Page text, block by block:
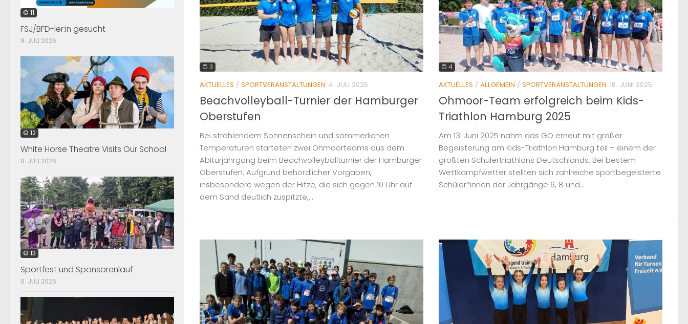
© 3
AKTUELLES / SPORTVERANSTALTUNGEN 4. JULI 2025
Beachvolleyball-Turnier der Hamburger
Oberstufen
Bei strahlendem Sonnenschein und sommerlichen
Temperaturen starteten zwei Ohmoorteams aus dem
Abiturjahrgang beim Beachvolleyballturnier der Hamburger
Oberstufen. Aufgrund behördlicher Vorgaben,
insbesondere wegen der Hitze, die sich gegen 10 Uhr auf
dem Sand deutlich zuspitzte,...
© 4
AKTUELLES / ALLGEMEIN / SPORTVERANSTALTUNGEN 18. JUNI 2025
Ohmoor-Team erfolgreich beim Kids-
Triathlon Hamburg 2025
Am 13. Juni 2025 nahm das GO erneut mit großer
Begeisterung am Kids-Triathlon Hamburg teil – einem der
größten Schülertriathlons Deutschlands. Bei bestem
Wettkampfwetter stellten sich zahlreiche sportbegeisterte
Schüler*innen der Jahrgänge 6, 8 und...
© 11
FSJ/BFD-ler:in gesucht
8. JULI 2026
© 12
White Horse Theatre Visits Our School
8. JULI 2026
© 13
Sportfest und Sponsorenlauf
8. JULI 2026